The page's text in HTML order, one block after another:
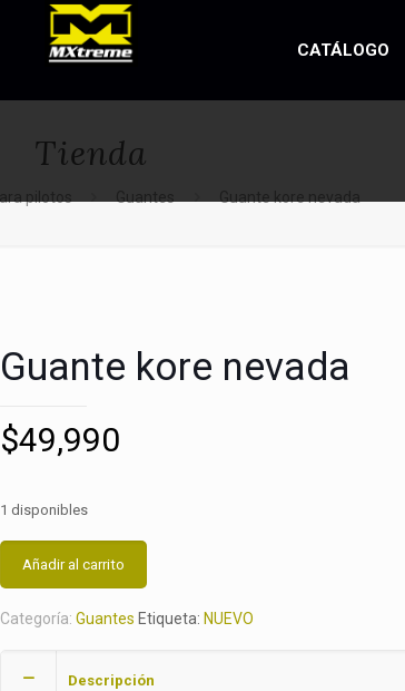
CATÁLOGO
Tienda
Guante kore nevada
$49,990
1 disponibles
Añadir al carrito
Categoría:Guantes Etiqueta: NUEVO
Descripción